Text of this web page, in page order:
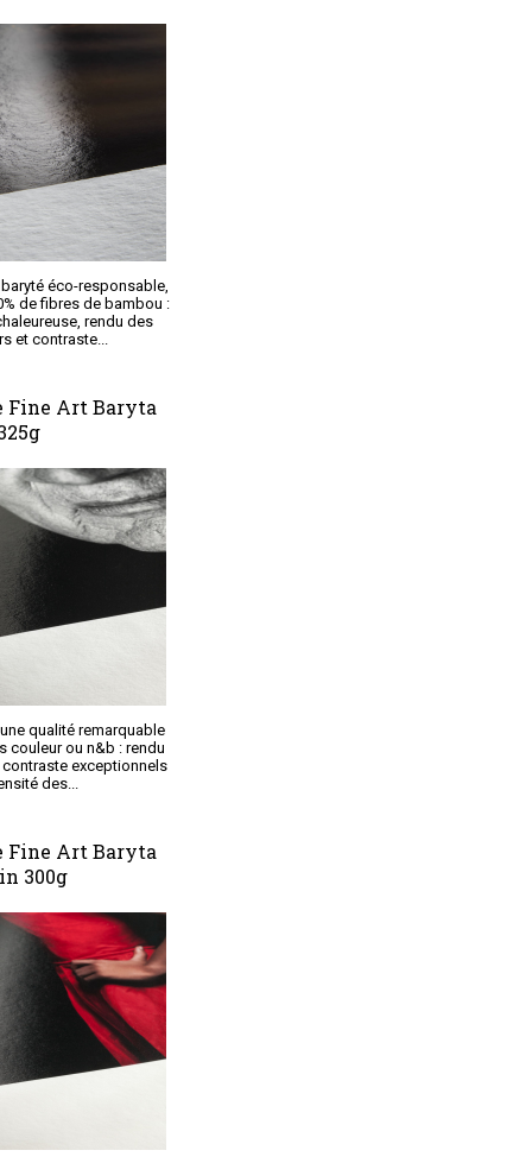
éco-responsable,
de fibres de bambou :
rendu des
et contraste...
Fine Art Baryta
qualité remarquable
couleur ou n&b : rendu
exceptionnels
des...
Fine Art Baryta
300g